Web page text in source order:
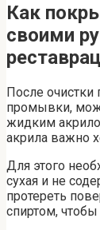
Как
своими
После очистки
промывки,
жидким
акрила важно
Для этого
сухая и не
протереть
спиртом,